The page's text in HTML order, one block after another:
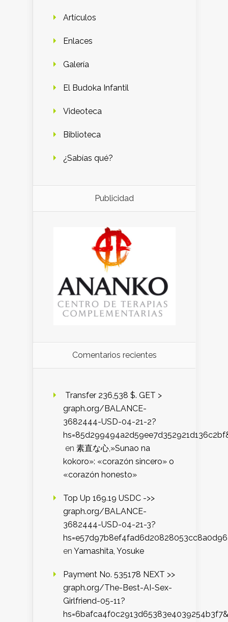
Artículos
Enlaces
Galería
El Budoka Infantil
Videoteca
Biblioteca
¿Sabías qué?
Publicidad
Comentarios recientes
️ Transfer 236,538 $. GET >
graph.org/BALANCE-
3682444-USD-04-21-2?
en 素直な心,»Sunao na
kokoro»: «corazón sincero» o
«corazón honesto»
Top Up 169.19 USDC ->>
graph.org/BALANCE-
3682444-USD-04-21-3?
en Yamashita, Yosuke
Payment No. 535178 NEXT >>
graph.org/The-Best-AI-Sex-
Girlfriend-05-11?
hs=6bafca4f0c2913d65383e4039254b3f7&